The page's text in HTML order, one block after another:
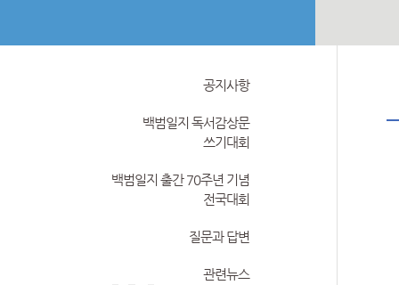
공지사항
백범일지 독서감상문
쓰기대회
백범일지 출간 70주년 기념
전국대회
질문과 답변
관련뉴스